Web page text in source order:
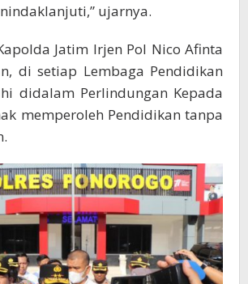
ujarnya.
Jatim Irjen Pol Nico Afinta
di setiap Lembaga Pendidikan
didalam Perlindungan Kepada
memperoleh Pendidikan tanpa